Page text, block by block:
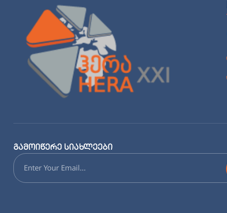
გამოიწერე სიახლეები